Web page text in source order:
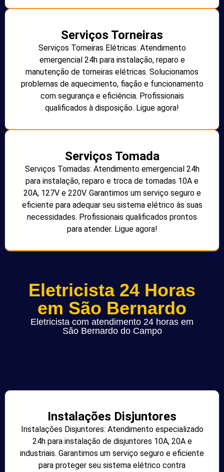
Serviços Torneiras
Serviços Torneiras Elétricas: Atendimento
emergencial 24h para instalação, reparo e
manutenção de torneiras elétricas. Solucionamos
problemas de aquecimento, fiação e funcionamento
com segurança e eficiência. Profissionais
qualificados à disposição. Ligue agora!
Serviços Tomada
Serviços Tomadas: Atendimento emergencial 24h
para instalação, reparo e troca de tomadas 10A e
20A, 127V e 220V. Garantimos um serviço seguro e
eficiente para adequar seu sistema elétrico às suas
necessidades. Profissionais qualificados prontos
para atender. Ligue agora!
Eletricista 24 Horas
em São Bernardo
Eletricista com atendimento 24 horas em
São Bernardo do Campo
Instalações Disjuntores
Instalações Disjuntores: Atendimento especializado
24h para instalação de disjuntores 10A, 20A e
industriais. Garantimos um serviço seguro e eficiente
para proteger seu sistema elétrico contra